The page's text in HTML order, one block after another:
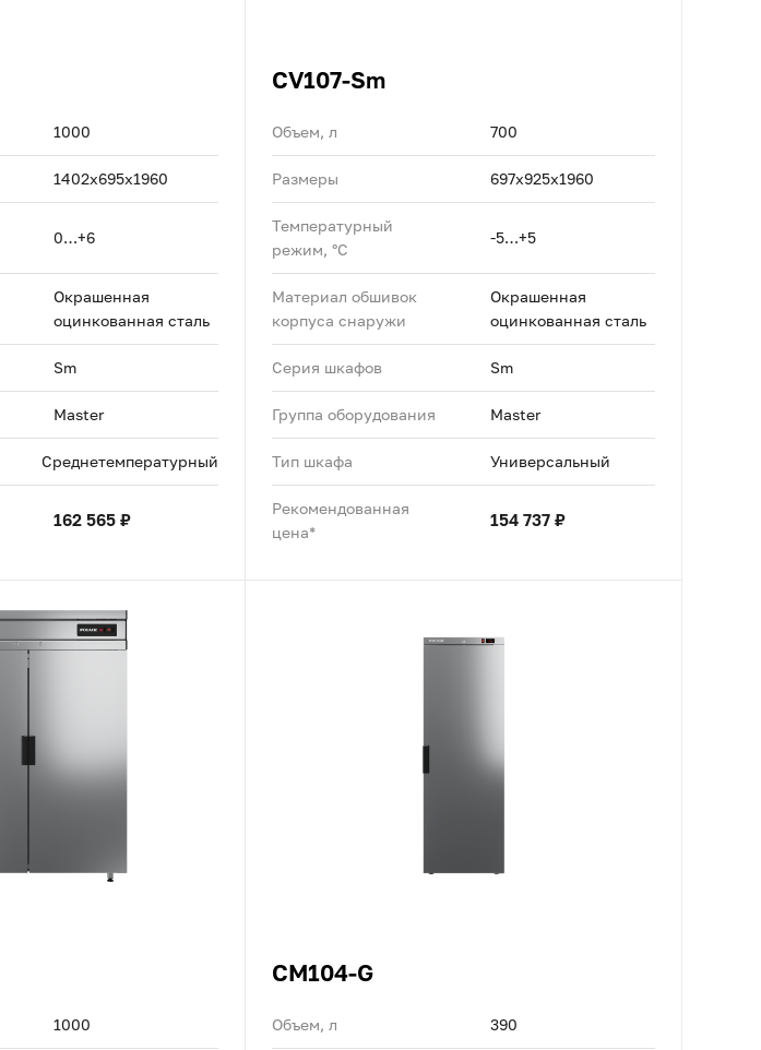
1000
1402х695х1960
0…+6
Окрашенная
оцинкованная сталь
Sm
Master
Среднетемпературный
162 565 ₽
CV107-Sm
Объем, л 700
Размеры 697х925х1960
Температурный
режим, °C
-5…+5
Материал обшивок
корпуса снаружи
Окрашенная
оцинкованная сталь
Серия шкафов Sm
Группа оборудования Master
Тип шкафа Универсальный
Рекомендованная
цена*
154 737 ₽
1000
CM104-G
Объем, л 390